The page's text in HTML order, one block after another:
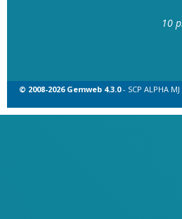
10
© 2008-2026 Gemweb 4.3.0- SCP ALPHA